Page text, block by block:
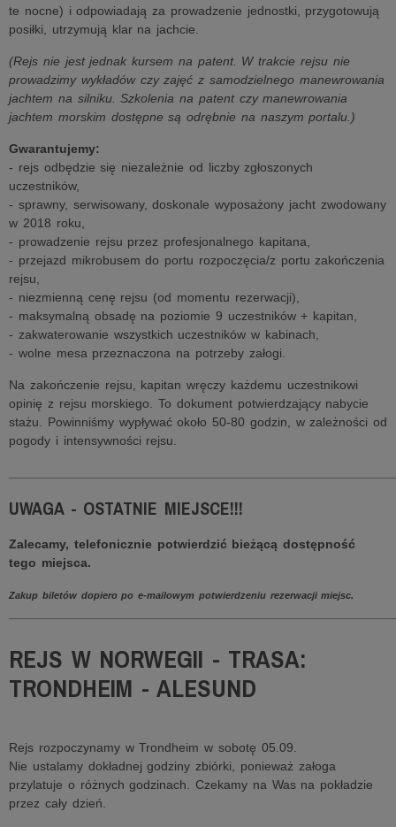
te nocne) i odpowiadają za prowadzenie jednostki, przygotowują
posiłki, utrzymują klar na jachcie.
(Rejs nie jest jednak kursem na patent. W trakcie rejsu nie
prowadzimy wykładów czy zajęć z samodzielnego manewrowania
jachtem na silniku. Szkolenia na patent czy manewrowania
jachtem morskim dostępne są odrębnie na naszym portalu.)
Gwarantujemy:
- rejs odbędzie się niezależnie od liczby zgłoszonych
uczestników,
- sprawny, serwisowany, doskonale wyposażony jacht zwodowany
w 2018 roku,
- prowadzenie rejsu przez profesjonalnego kapitana,
- przejazd mikrobusem do portu rozpoczęcia/z portu zakończenia
rejsu,
- niezmienną cenę rejsu (od momentu rezerwacji),
- maksymalną obsadę na poziomie 9 uczestników + kapitan,
- zakwaterowanie wszystkich uczestników w kabinach,
- wolne mesa przeznaczona na potrzeby załogi.
Na zakończenie rejsu, kapitan wręczy każdemu uczestnikowi
opinię z rejsu morskiego. To dokument potwierdzający nabycie
stażu. Powinniśmy wypływać około 50-80 godzin, w zależności od
pogody i intensywności rejsu.
UWAGA - OSTATNIE MIEJSCE!!!
Zalecamy, telefonicznie potwierdzić bieżącą dostępność
tego miejsca.
Zakup biletów dopiero po e-mailowym potwierdzeniu rezerwacji miejsc.
REJS W NORWEGII - TRASA:
TRONDHEIM - ALESUND
Rejs rozpoczynamy w Trondheim w sobotę 05.09.
Nie ustalamy dokładnej godziny zbiórki, ponieważ załoga
przylatuje o różnych godzinach. Czekamy na Was na pokładzie
przez cały dzień.